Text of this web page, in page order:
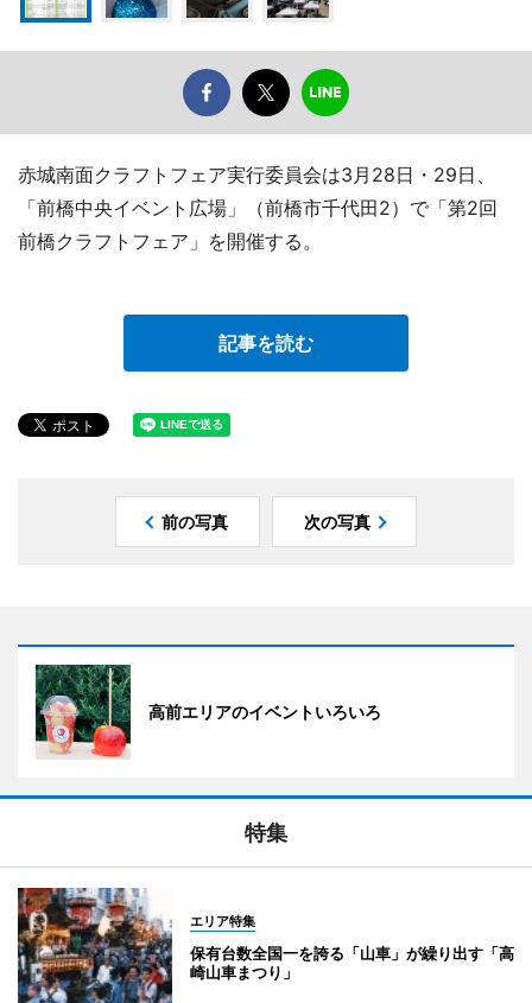
赤城南面クラフトフェア実行委員会は3月28日・29日、
「前橋中央イベント広場」（前橋市千代田2）で「第2回
前橋クラフトフェア」を開催する。
記事を読む
前の写真 次の写真
高前エリアのイベントいろいろ
特集
エリア特集
保有台数全国一を誇る「山車」が繰り出す「高
崎山車まつり」